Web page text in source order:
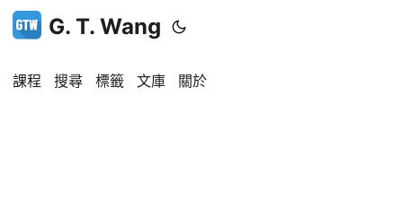
G. T. Wang
課程 搜尋 標籤 文庫 關於